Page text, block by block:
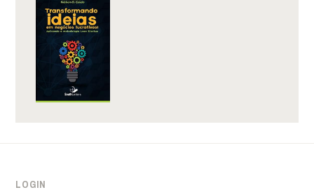
LOGIN